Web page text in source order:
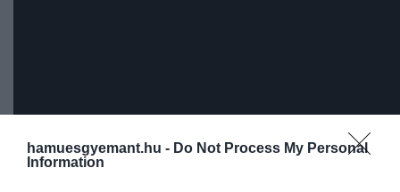
hamuesgyemant.hu - Do Not Process My Personal
Information